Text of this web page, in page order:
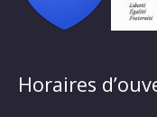
Horaires